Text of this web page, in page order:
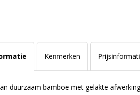
Kenmerken
duurzaam bamboe met gelakte